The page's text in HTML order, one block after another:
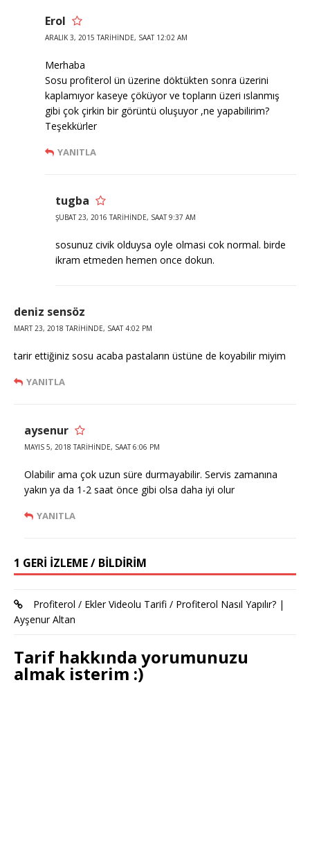
Erol
ARALIK 3, 2015 TARIHINDE, SAAT 12:02 AM
Merhaba
Sosu profiterol ün üzerine döktükten sonra üzerini
kaplamıyor kaseye çöküyor ve topların üzeri ıslanmış
gibi çok çirkin bir görüntü oluşuyor ,ne yapabilirim?
Teşekkürler
YANITLA
tugba
ŞUBAT 23, 2016 TARIHINDE, SAAT 9:37 AM
sosunuz civik olduysa oyle olmasi cok normal. birde
ikram etmeden hemen once dokun.
deniz sensöz
MART 23, 2018 TARIHINDE, SAAT 4:02 PM
tarir ettiğiniz sosu acaba pastaların üstüne de koyabilir miyim
YANITLA
aysenur
MAYIS 5, 2018 TARIHINDE, SAAT 6:06 PM
Olabilir ama çok uzun süre durmayabilir. Servis zamanına
yakın ya da 1-2 saat önce gibi olsa daha iyi olur
YANITLA
1 GERI IZLEME / BILDIRIM
Profiterol / Ekler Videolu Tarifi / Profiterol Nasıl Yapılır? |
Ayşenur Altan
Tarif hakkında yorumunuzu
almak isterim :)